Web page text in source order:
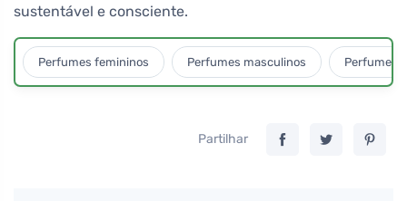
sustentável e consciente.
Perfumes femininos Perfumes masculinos Perfumes
Partilhar